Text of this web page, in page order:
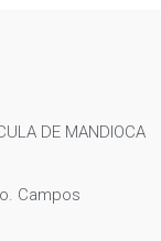
DE MANDIOCA
Campos